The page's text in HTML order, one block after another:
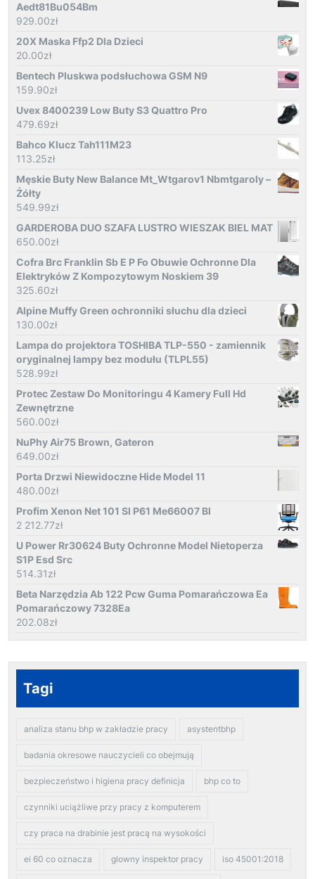
Aedt81Bu054Bm
929.00zł
20X Maska Ffp2 Dla Dzieci
20.00zł
Bentech Pluskwa podsłuchowa GSM N9
159.90zł
Uvex 8400239 Low Buty S3 Quattro Pro
479.69zł
Bahco Klucz Tah111M23
113.25zł
Męskie Buty New Balance Mt_Wtgarov1 Nbmtgaroly –
Żółty
549.99zł
GARDEROBA DUO SZAFA LUSTRO WIESZAK BIEL MAT
650.00zł
Cofra Brc Franklin Sb E P Fo Obuwie Ochronne Dla
Elektryków Z Kompozytowym Noskiem 39
325.60zł
Alpine Muffy Green ochronniki słuchu dla dzieci
130.00zł
Lampa do projektora TOSHIBA TLP-550 - zamiennik
oryginalnej lampy bez modułu (TLPL55)
528.99zł
Protec Zestaw Do Monitoringu 4 Kamery Full Hd
Zewnętrzne
560.00zł
NuPhy Air75 Brown, Gateron
649.00zł
Porta Drzwi Niewidoczne Hide Model 11
480.00zł
Profim Xenon Net 101 Sl P61 Me66007 Bl
2 212.77zł
U Power Rr30624 Buty Ochronne Model Nietoperza
S1P Esd Src
514.31zł
Beta Narzędzia Ab 122 Pcw Guma Pomarańczowa Ea
Pomarańczowy 7328Ea
202.08zł
Tagi
analiza stanu bhp w zakładzie pracy asystentbhp
badania okresowe nauczycieli co obejmują
bezpieczeństwo i higiena pracy definicja bhp co to
czynniki uciążliwe przy pracy z komputerem
czy praca na drabinie jest pracą na wysokości
ei 60 co oznacza glowny inspektor pracy iso 45001:2018